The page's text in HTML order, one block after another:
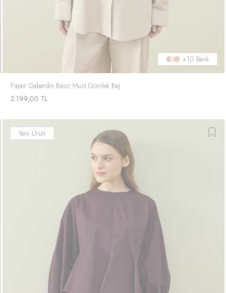
+10 Renk
Paper Gabardin Basic Must Gömlek Bej
2.199,00 TL
Yeni Ürün